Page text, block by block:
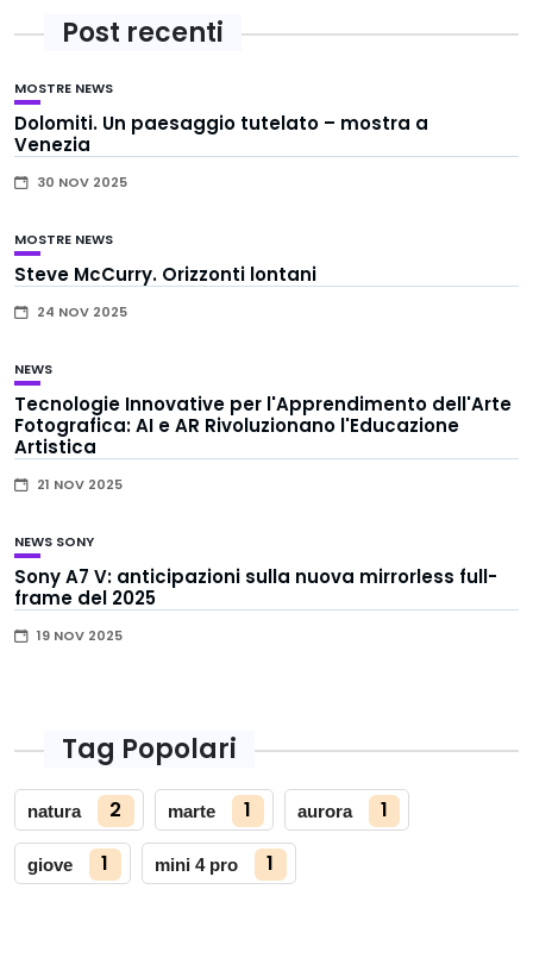
Post recenti
MOSTRE NEWS
Dolomiti. Un paesaggio tutelato – mostra a
Venezia
30 NOV 2025
MOSTRE NEWS
Steve McCurry. Orizzonti lontani
24 NOV 2025
NEWS
Tecnologie Innovative per l'Apprendimento dell'Arte
Fotografica: AI e AR Rivoluzionano l'Educazione
Artistica
21 NOV 2025
NEWS SONY
Sony A7 V: anticipazioni sulla nuova mirrorless full-
frame del 2025
19 NOV 2025
Tag Popolari
natura 2 marte 1 aurora 1
giove 1 mini 4 pro 1